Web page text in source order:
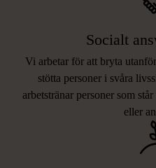
Socialt
Vi arbetar för att bryta
stötta personer i svåra
arbetstränar personer som
eller